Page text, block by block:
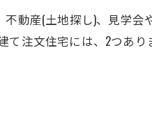
不動産(土地探し)、見学
て注文住宅には、2つあ